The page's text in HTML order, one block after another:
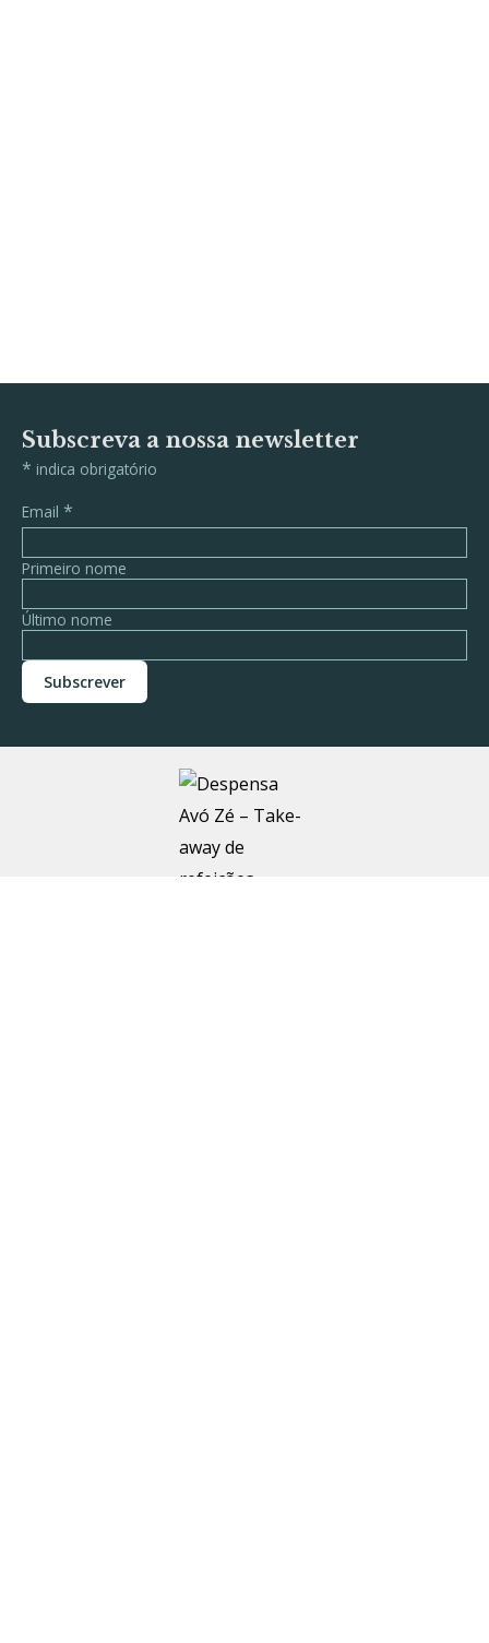
Subscreva a nossa newsletter
* indica obrigatório
Email *
Primeiro nome
Último nome